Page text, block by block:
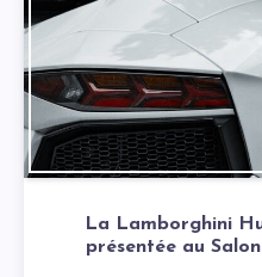
La Lamborghini
présentée au